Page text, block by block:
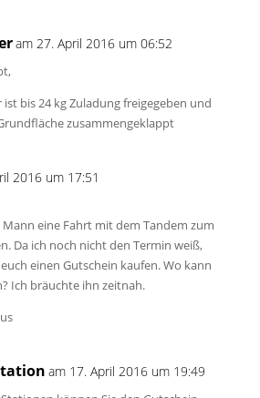
am 27. April 2016 um 06:52
bis 24 kg Zuladung freigegeben und
zusammengeklappt
2016 um 17:51
eine Fahrt mit dem Tandem zum
Da ich noch nicht den Termin weiß,
einen Gutschein kaufen. Wo kann
Ich bräuchte ihn zeitnah.
am 17. April 2016 um 19:49